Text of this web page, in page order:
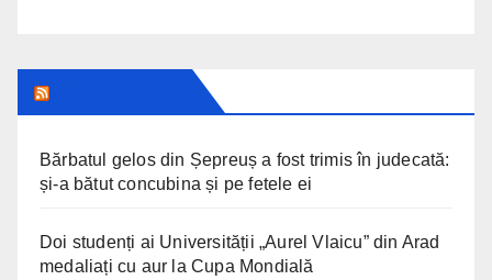
Bărbatul gelos din Șepreuș a fost trimis în judecată:
și-a bătut concubina și pe fetele ei
Doi studenți ai Universității „Aurel Vlaicu” din Arad
medaliați cu aur la Cupa Mondială